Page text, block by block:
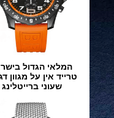
המלאי הגדול בישראל
טרייד אין על מגוון דגמים
שעוני ברייטלינג